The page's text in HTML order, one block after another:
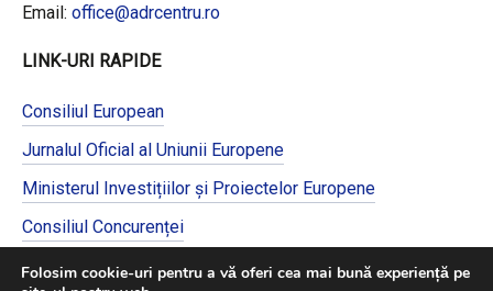
Email: office@adrcentru.ro
LINK-URI RAPIDE
Consiliul European
Jurnalul Oficial al Uniunii Europene
Ministerul Investițiilor și Proiectelor Europene
Consiliul Concurenței
programe cofinanțate de Uniunea Europeană,
Folosim cookie-uri pentru a vă oferi cea mai bună experiență pe